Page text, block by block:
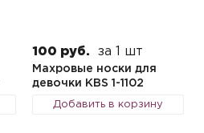
100 руб. за 1 шт
Махровые носки для
девочки KBS 1-1102
Добавить в корзину